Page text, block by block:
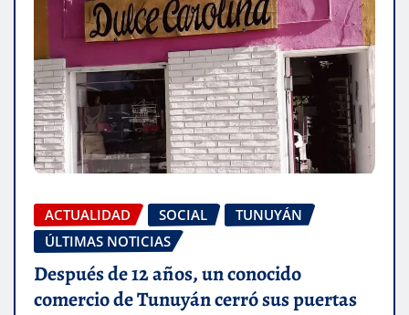
ACTUALIDAD SOCIAL
TUNUYÁN
ÚLTIMAS NOTICIAS
Después de 12 años, un conocido
comercio de Tunuyán cerró sus puertas